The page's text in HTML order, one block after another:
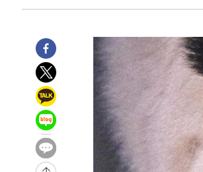
11시간 전 >'최고 37도' 폭염 지속…강원동
-10899초 전 >
이란 "호르무즈 재개방 합의
-1946초 전 >
[속보]與최고위원 제주·인천
민수·김용 순
-1899초 전 >
[속보]김민석, 與 전대 당원투
래 44.56%
-1181초 전 >
[속보]與 대표 경선 제주·인
宋 10.17%
-715초 전 >
이강인 "아틀레티코 이적 기뻐…
-650초 전 >
[속보]與 당대표 경선, 제주·인천
1시간 전 >
낮 최고 35도 '무더위'…동해안